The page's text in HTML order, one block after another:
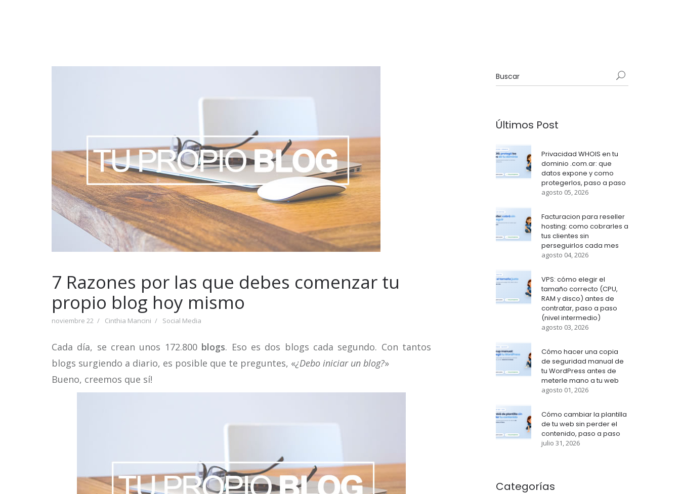
7 Razones por las que debes comenzar tu
propio blog hoy mismo
noviembre 22 Cinthia Mancini Social Media
Cada día, se crean unos 172.800blogs. Eso es dos blogs cada segundo. Con tantos
blogs surgiendo a diario, es posible que te preguntes, «¿Debo iniciar un blog?»
Bueno, creemos que sí!
Últimos Post
Privacidad WHOIS en tu
dominio .com.ar: que
datos expone y como
protegerlos, paso a paso
agosto 05, 2026
Facturacion para reseller
hosting: como cobrarles a
tus clientes sin
perseguirlos cada mes
agosto 04, 2026
VPS: cómo elegir el
tamaño correcto (CPU,
RAM y disco) antes de
contratar, paso a paso
(nivel intermedio)
agosto 03, 2026
Cómo hacer una copia
de seguridad manual de
tu WordPress antes de
meterle mano a tu web
agosto 01, 2026
Cómo cambiar la plantilla
de tu web sin perder el
contenido, paso a paso
julio 31, 2026
Categorías